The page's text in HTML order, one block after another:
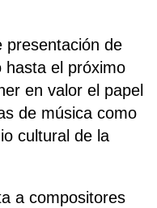
presentación de
hasta el próximo
en valor el papel
de música como
cultural de la
a compositores